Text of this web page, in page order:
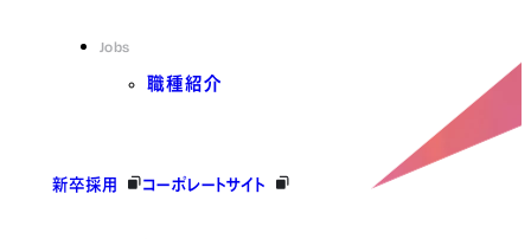
Jobs
職種紹介
新卒採用 コーポレートサイト